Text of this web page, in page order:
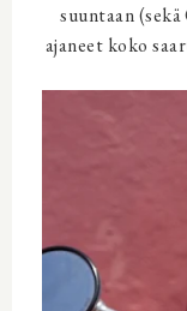
suuntaan
ajaneet koko